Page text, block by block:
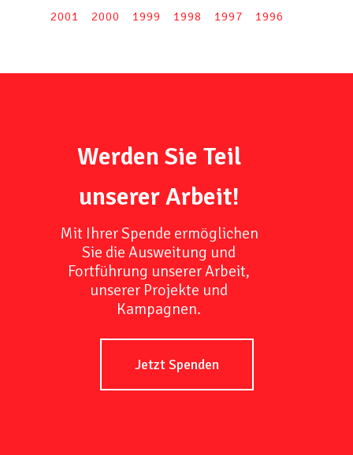
2001
2000 1999 1998 1997 1996
Werden Sie Teil
unserer Arbeit!
Mit Ihrer Spende ermöglichen
Sie die Ausweitung und
Fortführung unserer Arbeit,
unserer Projekte und
Kampagnen.
Jetzt Spenden